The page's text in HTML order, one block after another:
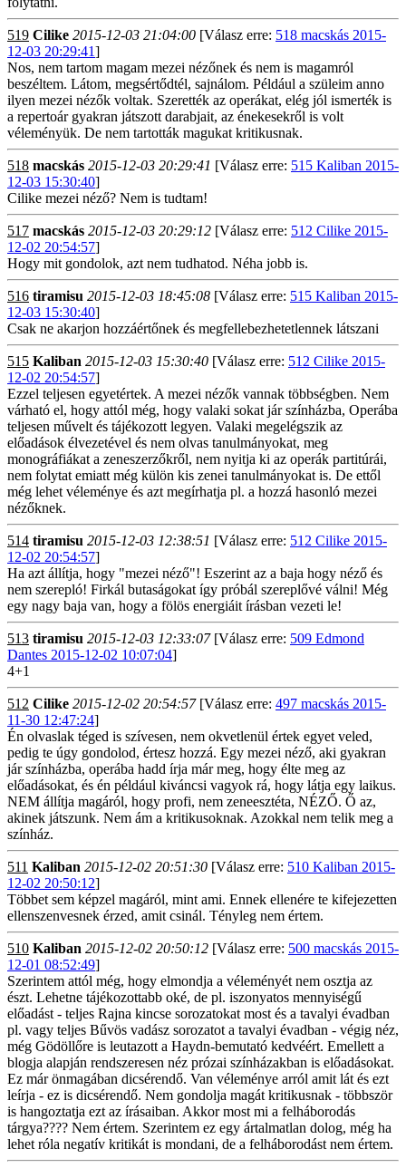
519 Cilike 2015-12-03 21:04:00 [Válasz erre: 518 macskás 2015-
12-03 20:29:41]
Nos, nem tartom magam mezei nézőnek és nem is magamról
beszéltem. Látom, megsértődtél, sajnálom. Például a szüleim anno
ilyen mezei nézők voltak. Szerették az operákat, elég jól ismerték is
a repertoár gyakran játszott darabjait, az énekesekről is volt
véleményük. De nem tartották magukat kritikusnak.
518 macskás 2015-12-03 20:29:41 [Válasz erre: 515 Kaliban 2015-
12-03 15:30:40]
Cilike mezei néző? Nem is tudtam!
517 macskás 2015-12-03 20:29:12 [Válasz erre: 512 Cilike 2015-
12-02 20:54:57]
Hogy mit gondolok, azt nem tudhatod. Néha jobb is.
516 tiramisu 2015-12-03 18:45:08 [Válasz erre: 515 Kaliban 2015-
12-03 15:30:40]
Csak ne akarjon hozzáértőnek és megfellebezhetetlennek látszani
515 Kaliban 2015-12-03 15:30:40 [Válasz erre: 512 Cilike 2015-
12-02 20:54:57]
Ezzel teljesen egyetértek. A mezei nézők vannak többségben. Nem
várható el, hogy attól még, hogy valaki sokat jár színházba, Operába
teljesen művelt és tájékozott legyen. Valaki megelégszik az
előadások élvezetével és nem olvas tanulmányokat, meg
monográfiákat a zeneszerzőkről, nem nyitja ki az operák partitúrái,
nem folytat emiatt még külön kis zenei tanulmányokat is. De ettől
még lehet véleménye és azt megírhatja pl. a hozzá hasonló mezei
nézőknek.
514 tiramisu 2015-12-03 12:38:51 [Válasz erre: 512 Cilike 2015-
12-02 20:54:57]
Ha azt állítja, hogy "mezei néző"! Eszerint az a baja hogy néző és
nem szerepló! Firkál butaságokat így próbál szereplővé válni! Még
egy nagy baja van, hogy a fölös energiáit írásban vezeti le!
513 tiramisu 2015-12-03 12:33:07[Válasz erre: 509 Edmond
Dantes 2015-12-02 10:07:04]
4+1
512 Cilike 2015-12-02 20:54:57[Válasz erre: 497 macskás 2015-
11-30 12:47:24]
Én olvaslak téged is szívesen, nem okvetlenül értek egyet veled,
pedig te úgy gondolod, értesz hozzá. Egy mezei néző, aki gyakran
jár színházba, operába hadd írja már meg, hogy élte meg az
előadásokat, és én például kiváncsi vagyok rá, hogy látja egy laikus.
NEM állítja magáról, hogy profi, nem zeneesztéta, NÉZŐ. Ő az,
akinek játszunk. Nem ám a kritikusoknak. Azokkal nem telik meg a
színház.
511 Kaliban 2015-12-02 20:51:30 [Válasz erre: 510 Kaliban 2015-
12-02 20:50:12]
Többet sem képzel magáról, mint ami. Ennek ellenére te kifejezetten
ellenszenvesnek érzed, amit csinál. Tényleg nem értem.
510 Kaliban 2015-12-02 20:50:12 [Válasz erre: 500 macskás 2015-
12-01 08:52:49]
Szerintem attól még, hogy elmondja a véleményét nem osztja az
észt. Lehetne tájékozottabb oké, de pl. iszonyatos mennyiségű
előadást - teljes Rajna kincse sorozatokat most és a tavalyi évadban
pl. vagy teljes Bűvös vadász sorozatot a tavalyi évadban - végig néz,
még Gödöllőre is leutazott a Haydn-bemutató kedvéért. Emellett a
blogja alapján rendszeresen néz prózai színházakban is előadásokat.
Ez már önmagában dicsérendő. Van véleménye arról amit lát és ezt
leírja - ez is dicsérendő. Nem gondolja magát kritikusnak - többször
is hangoztatja ezt az írásaiban. Akkor most mi a felháborodás
tárgya???? Nem értem. Szerintem ez egy ártalmatlan dolog, még ha
lehet róla negatív kritikát is mondani, de a felháborodást nem értem.